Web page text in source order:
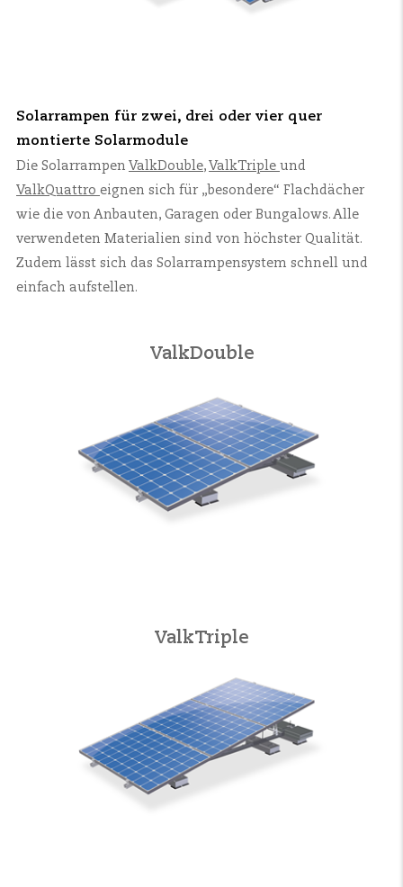
Solarrampen für zwei, drei oder vier quer
montierte Solarmodule
Die Solarrampen ValkDouble, ValkTriple und
ValkQuattro eignen sich für „besondere“ Flachdächer
wie die von Anbauten, Garagen oder Bungalows. Alle
verwendeten Materialien sind von höchster Qualität.
Zudem lässt sich das Solarrampensystem schnell und
einfach aufstellen.
ValkDouble
ValkTriple